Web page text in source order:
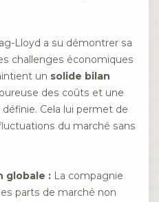
Lloyd a su démontrer sa
challenges économiques
un solide bilan
des coûts et une
Cela lui permet de
du marché sans
globale : La compagnie
parts de marché non